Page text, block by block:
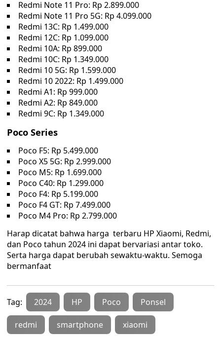
Redmi Note 11 Pro: Rp 2.899.000
Redmi Note 11 Pro 5G: Rp 4.099.000
Redmi 13C: Rp 1.499.000
Redmi 12C: Rp 1.099.000
Redmi 10A: Rp 899.000
Redmi 10C: Rp 1.349.000
Redmi 10 5G: Rp 1.599.000
Redmi 10 2022: Rp 1.499.000
Redmi A1: Rp 999.000
Redmi A2: Rp 849.000
Redmi 9C: Rp 1.349.000
Poco Series
Poco F5: Rp 5.499.000
Poco X5 5G: Rp 2.999.000
Poco M5: Rp 1.699.000
Poco C40: Rp 1.299.000
Poco F4: Rp 5.199.000
Poco F4 GT: Rp 7.499.000
Poco M4 Pro: Rp 2.799.000
Harap dicatat bahwa harga terbaru HP Xiaomi, Redmi,
dan Poco tahun 2024 ini dapat bervariasi antar toko.
Serta harga dapat berubah sewaktu-waktu. Semoga
bermanfaat
Tag: 2024 HP Poco Ponsel
redmi smartphone xiaomi